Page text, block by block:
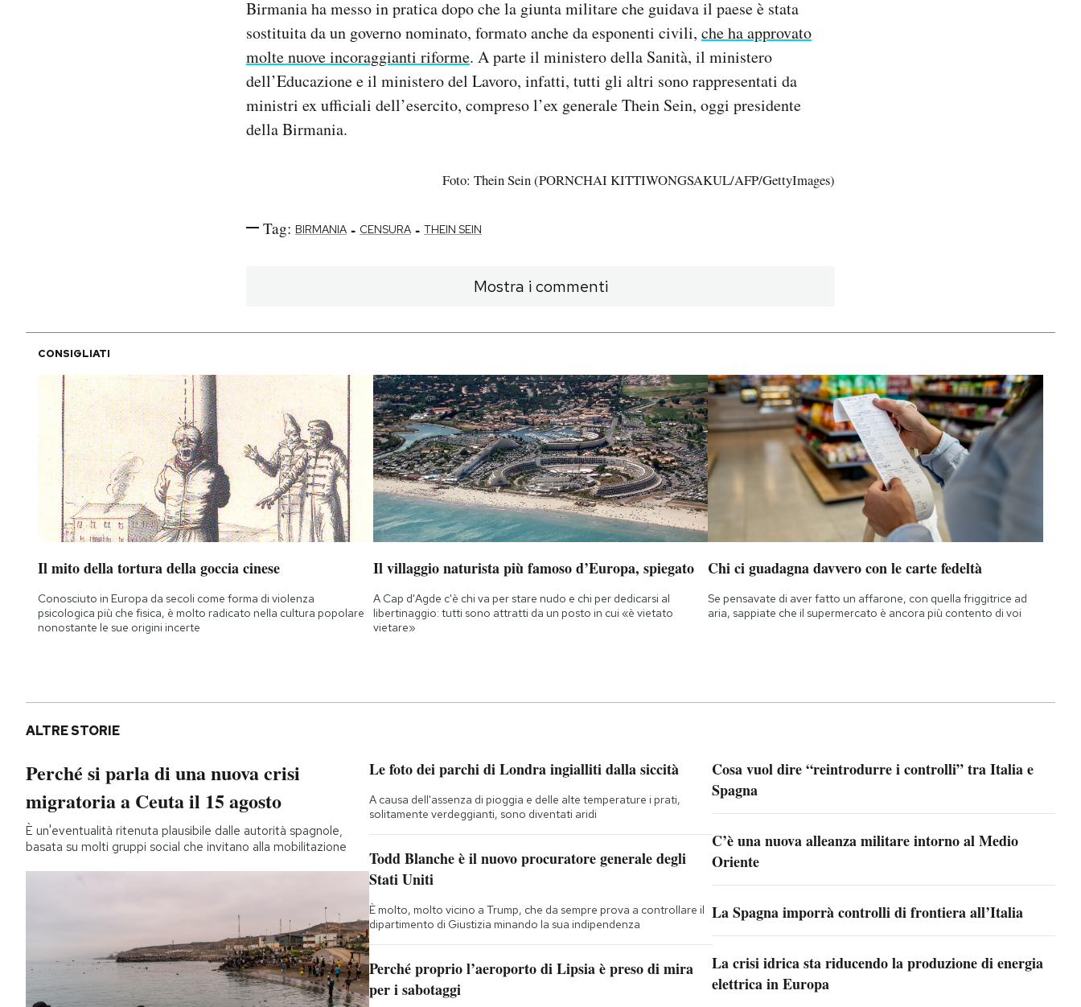
Birmania ha messo in pratica dopo che la giunta militare che guidava il paese è stata
sostituita da un governo nominato, formato anche da esponenti civili, che ha approvato
molte nuove incoraggianti riforme. A parte il ministero della Sanità, il ministero
dell’Educazione e il ministero del Lavoro, infatti, tutti gli altri sono rappresentati da
ministri ex ufficiali dell’esercito, compreso l’ex generale Thein Sein, oggi presidente
della Birmania.
Foto: Thein Sein (PORNCHAI KITTIWONGSAKUL/AFP/GettyImages)
Tag: BIRMANIA - CENSURA - THEIN SEIN
Mostra i commenti
CONSIGLIATI
Il mito della tortura della goccia cinese
Conosciuto in Europa da secoli come forma di violenza
psicologica più che fisica, è molto radicato nella cultura popolare
nonostante le sue origini incerte
Il villaggio naturista più famoso d’Europa, spiegato
A Cap d'Agde c'è chi va per stare nudo e chi per dedicarsi al
libertinaggio: tutti sono attratti da un posto in cui «è vietato
vietare»
Chi ci guadagna davvero con le carte fedeltà
Se pensavate di aver fatto un affarone, con quella friggitrice ad
aria, sappiate che il supermercato è ancora più contento di voi
ALTRE STORIE
Perché si parla di una nuova crisi
migratoria a Ceuta il 15 agosto
È un'eventualità ritenuta plausibile dalle autorità spagnole,
basata su molti gruppi social che invitano alla mobilitazione
Le foto dei parchi di Londra ingialliti dalla siccità
A causa dell'assenza di pioggia e delle alte temperature i prati,
solitamente verdeggianti, sono diventati aridi
Todd Blanche è il nuovo procuratore generale degli
Stati Uniti
È molto, molto vicino a Trump, che da sempre prova a controllare il
dipartimento di Giustizia minando la sua indipendenza
Perché proprio l’aeroporto di Lipsia è preso di mira
per i sabotaggi
Cosa vuol dire “reintrodurre i controlli” tra Italia e
Spagna
C’è una nuova alleanza militare intorno al Medio
Oriente
La Spagna imporrà controlli di frontiera all’Italia
La crisi idrica sta riducendo la produzione di energia
elettrica in Europa